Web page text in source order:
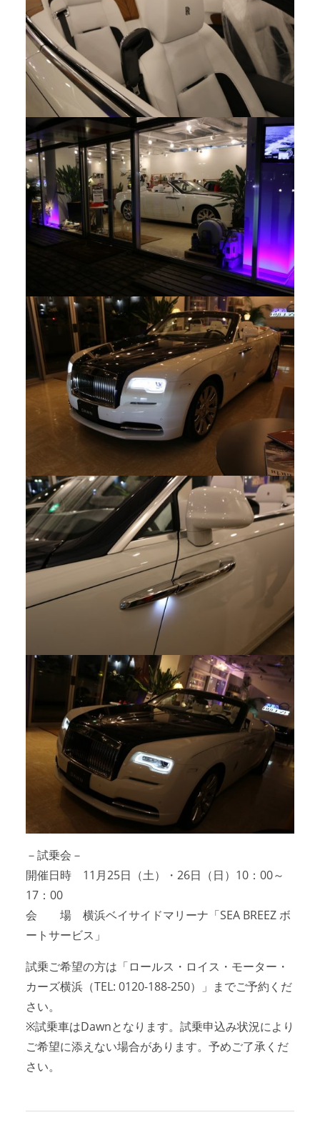
－試乗会－
開催日時 11月25日（土）・26日（日）10：00～
17：00
会 場 横浜ベイサイドマリーナ「SEA BREEZ ボ
ートサービス」
試乗ご希望の方は「ロールス・ロイス・モーター・
カーズ横浜（TEL: 0120-188-250）」までご予約くだ
さい。
※試乗車はDawnとなります。試乗申込み状況により
ご希望に添えない場合があります。予めご了承くだ
さい。